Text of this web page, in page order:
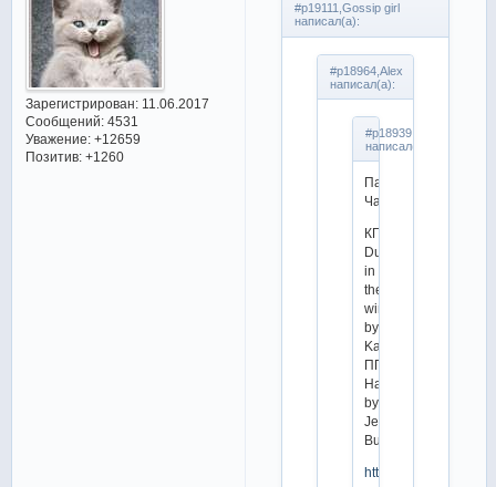
Зарегистрирован: 11.06.2017
Сообщений:4531
Уважение: +12659
Позитив: +1260
#p19111,Gossip girl
написал(а):
#p18964,Alex
написал(а):
#p18939,PrivetPrivet
написал(а):
Патрик
Чан
КП:
Dust
in
the
wind
by
Kansas
ПП:
Hallelujah
by
Jeff
Buckley
https://twitter.com/